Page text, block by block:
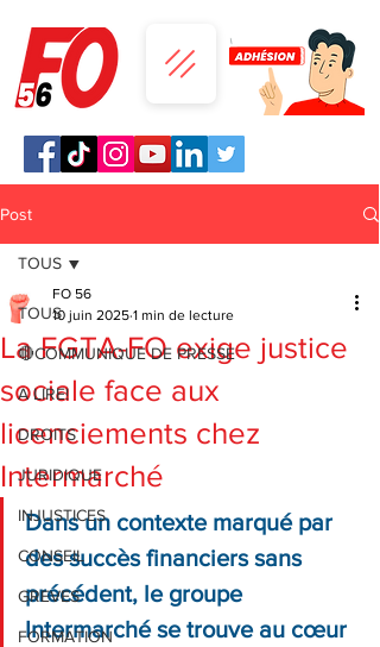
Post
TOUS
🔴COMMUNIQUE DE PRESSE
A LIRE!
DROITS
JURIDIQUE
INJUSTICES
CONSEIL
GREVES
FORMATION
TOUS
La FGTA-FO exige justice
sociale face aux
licenciements chez
Intermarché
FO 56
10 juin 2025 1 min de lecture
Dans un contexte marqué par
des succès financiers sans
précédent, le groupe
Intermarché se trouve au cœur